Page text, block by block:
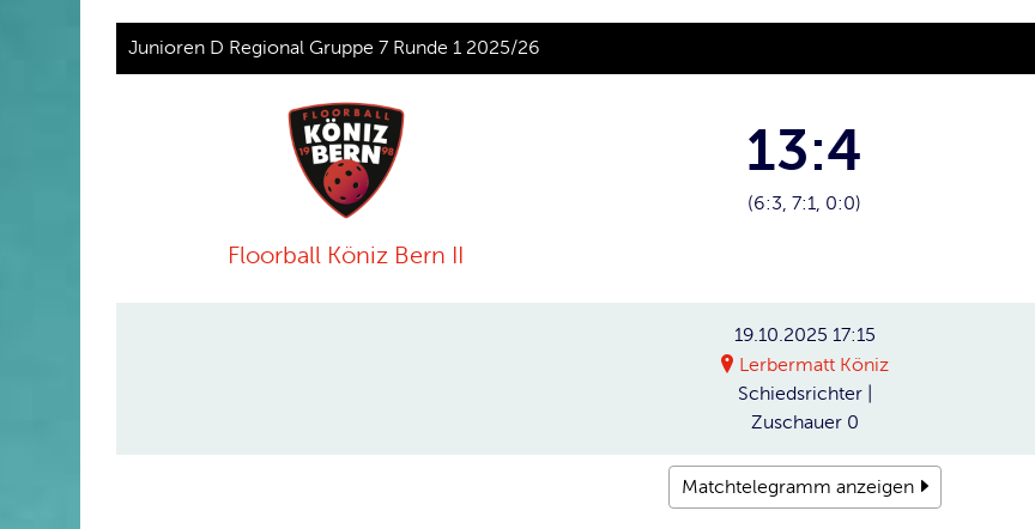
Junioren D Regional Gruppe 7 Runde 1 2025/26
Floorball Köniz Bern II
13:4
(6:3, 7:1, 0:0)
19.10.2025 17:15
Lerbermatt Köniz
Schiedsrichter
Zuschauer 0
Matchtelegramm anzeigen